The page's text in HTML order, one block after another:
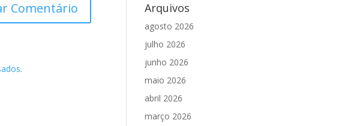
.
Arquivos
agosto 2026
julho 2026
junho 2026
maio 2026
abril 2026
março 2026